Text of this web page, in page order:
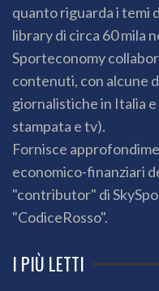
quanto riguarda i temi
library di circa 60 mila
Sporteconomy
contenuti, con alcune
giornalistiche in Italia
stampata e tv).
Fornisce
economico-finanziari
"contributor" di
"CodiceRosso".
I PIÙ LETTI